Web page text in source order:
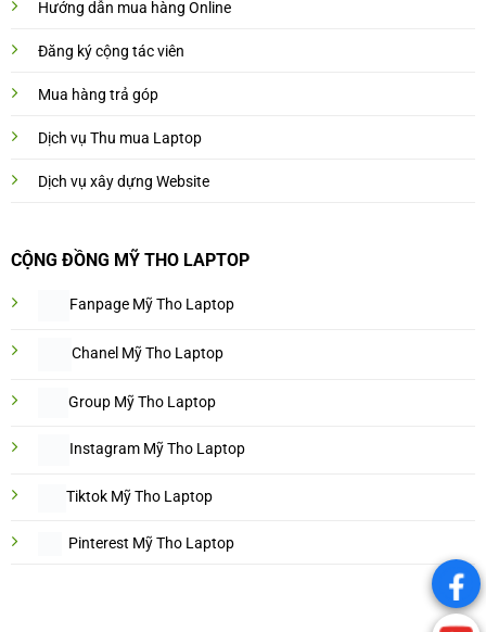
Hướng dẫn mua hàng Online
Đăng ký cộng tác viên
Mua hàng trả góp
Dịch vụ Thu mua Laptop
Dịch vụ xây dựng Website
CỘNG ĐỒNG MỸ THO LAPTOP
Fanpage Mỹ Tho Laptop
Chanel Mỹ Tho Laptop
Group Mỹ Tho Laptop
Instagram Mỹ Tho Laptop
Tiktok Mỹ Tho Laptop
Pinterest Mỹ Tho Laptop
.